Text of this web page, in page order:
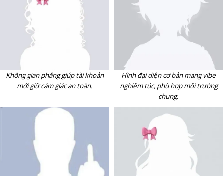
Không gian phẳng giúp tài khoản
mới giữ cảm giác an toàn.
Hình đại diện cơ bản mang vibe
nghiêm túc, phù hợp môi trường
chung.